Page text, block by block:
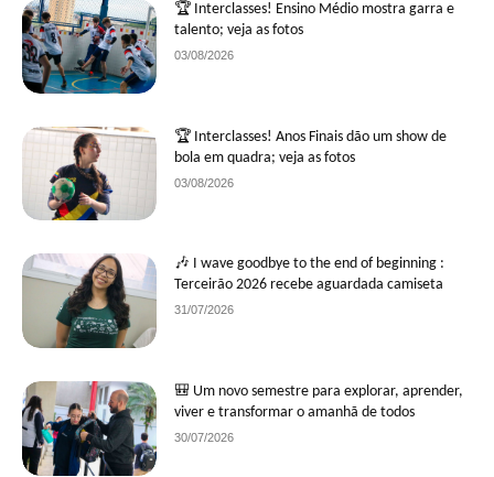
🏆 Interclasses! Ensino Médio mostra garra e
talento; veja as fotos
03/08/2026
🏆 Interclasses! Anos Finais dão um show de
bola em quadra; veja as fotos
03/08/2026
🎶 I wave goodbye to the end of beginning :
Terceirão 2026 recebe aguardada camiseta
31/07/2026
🎒 Um novo semestre para explorar, aprender,
viver e transformar o amanhã de todos
30/07/2026